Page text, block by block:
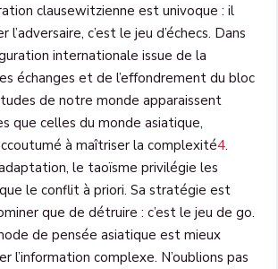
clausewitzienne est univoque : il
c’est le jeu d’échecs. Dans
internationale issue de la
échanges et de l’effondrement du bloc
de notre monde apparaissent
que celles du monde asiatique,
à maîtriser la complexité4.
le taoïsme privilégie les
le conflit à priori. Sa stratégie est
que de détruire : c’est le jeu de go.
de pensée asiatique est mieux
l’information complexe. N’oublions pas